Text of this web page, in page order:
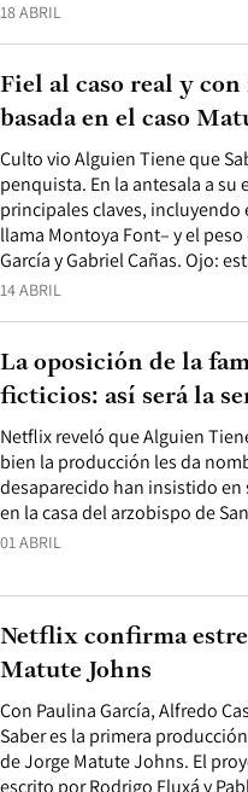
18 ABRIL
14 ABRIL
Culto vio Alguien Tiene que
penquista. En la antesala a su
principales claves,
llama Montoya Font– y el
García y Gabriel Cañas. Ojo:
Fiel al caso real y
basada en el caso
01 ABRIL
Netflix reveló que Alguien
bien la producción les da
desaparecido han insistido
en la casa del arzobispo de
La oposición de la
ficticios: así será la
Con Paulina García, Alfredo
Saber es la primera
de Jorge Matute Johns. El
escrito por Rodrigo Fluxá y
Netflix confirma
Matute Johns